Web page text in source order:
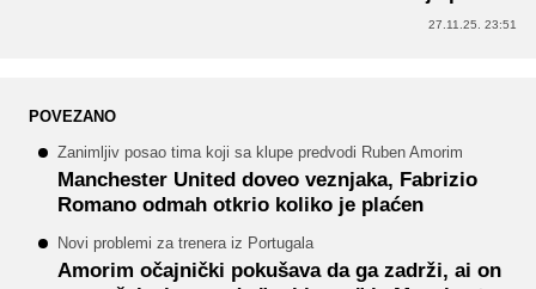
27.11.25. 23:51
POVEZANO
Zanimljiv posao tima koji sa klupe predvodi Ruben Amorim
Manchester United doveo veznjaka, Fabrizio
Romano odmah otkrio koliko je plaćen
Novi problemi za trenera iz Portugala
Amorim očajnički pokušava da ga zadrži, ai on